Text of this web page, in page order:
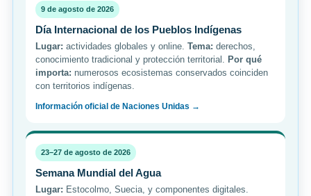
9 de agosto de 2026
Día Internacional de los Pueblos Indígenas
Lugar: actividades globales y online. Tema: derechos,
conocimiento tradicional y protección territorial. Por qué
importa: numerosos ecosistemas conservados coinciden
con territorios indígenas.
Información oficial de Naciones Unidas →
23–27 de agosto de 2026
Semana Mundial del Agua
Lugar: Estocolmo, Suecia, y componentes digitales.